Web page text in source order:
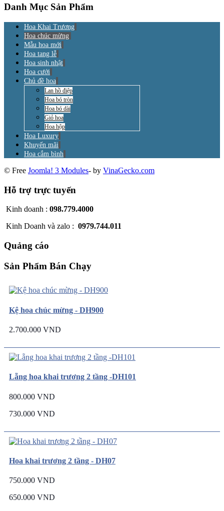
Danh Mục Sản Phẩm
Hoa Khai Trương
Hoa chúc mừng
Mẫu hoa mới
Hoa tang lễ
Hoa sinh nhật
Hoa cưới
Chủ đề hoa
Lan hồ điệp
Hoa bó tròn
Hoa bó dài
Giỏ hoa
Hoa hộp
Hoa Luxury
Khuyến mãi
Hoa cắm bình
© Free Joomla! 3 Modules- by VinaGecko.com
Hỗ trợ trực tuyến
Kinh doanh : 098.779.4000
Kinh Doanh và zalo : 0979.744.011
Quảng cáo
Sản Phẩm Bán Chạy
Kệ hoa chúc mừng - DH900
2.700.000 VND
Lẵng hoa khai trương 2 tầng -DH101
800.000 VND
730.000 VND
Hoa khai trương 2 tầng - DH07
750.000 VND
650.000 VND